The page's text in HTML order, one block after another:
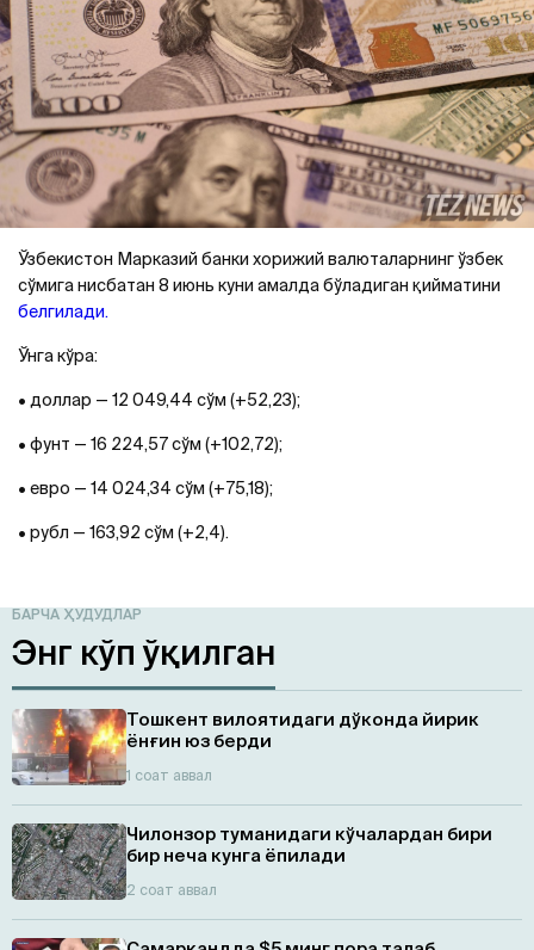
Ўзбекистон Марказий банки хорижий валюталарнинг ўзбек
сўмига нисбатан 8 июнь куни амалда бўладиган қийматини
белгилади.
Ўнга кўра:
• доллар — 12 049,44 сўм (+52,23);
• фунт — 16 224,57 сўм (+102,72);
• евро — 14 024,34 сўм (+75,18);
• рубл — 163,92 сўм (+2,4).
БАРЧА ҲУДУДЛАР
Энг кўп ўқилган
Тошкент вилоятидаги дўконда йирик
ёнғин юз берди
1 соат аввал
Чилонзор туманидаги кўчалардан бири
бир неча кунга ёпилади
2 соат аввал